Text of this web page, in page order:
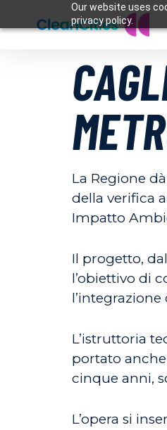
Our website uses
privacy policy.
La Regione
della verifica
Impatto
Il progetto,
l’obiettivo di
L’istruttoria
portato
cinque anni,
L’opera si